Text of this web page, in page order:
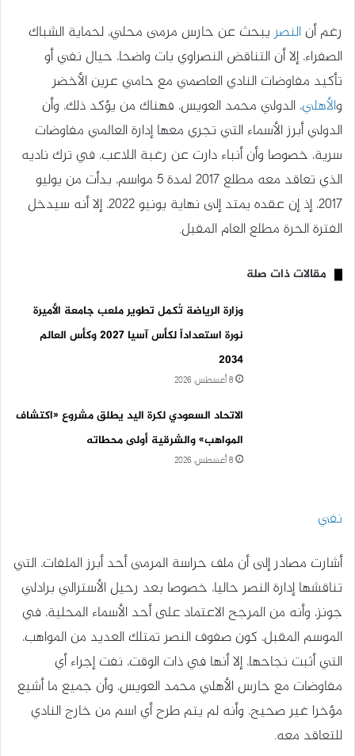
رغم أنالنصريبحث عن حارس مرمى محلي، لحماية الشباك
الصفراء، إلا أن التناقض النصراوي بات واضحا، حيال نفي أو
تأكيد مفاوضات النادي العاصمي مع حامي عرين الأخضر
والأهلي، الدولي محمد العويس، فهناك من يؤكد ذلك، وأن
الدولي أبرز الأسماء التي تجري معها إدارة العالمي مفاوضات
سرية، خصوصا وأن أنباء دارت عن رغبة اللاعب، في ترك ناديه
الذي تعاقد معه مطلع 2017 لمدة 5 مواسم، بدأت من يوليو
2017، إذ إن عقده يمتد إلى نهاية يونيو 2022، إلا أنه سيدخل
الفترة الحرة مطلع العام المقبل.
مقالات ذات صلة
وزارة الرياضة تُكمل تطوير ملعب جامعة الأميرة
نورة استعداداً لكأس آسيا 2027 وكأس العالم
2034
8 أغسطس، 2026
الاتحاد السعودي لكرة اليد يطلق مشروع «اكتشاف
المواهب» والشرقية أولى محطاته
8 أغسطس، 2026
نفي
أشارت مصادر إلى أن ملف حراسة المرمى أحد أبرز الملفات، التي
تناقشها إدارة النصر حاليا، خصوصا بعد رحيل الأسترالي برادلي
جونز، وأنه من المرجح الاعتماد على أحد الأسماء المحلية، في
الموسم المقبل، كون صفوف النصر تمتلك العديد من المواهب،
التي أثبت نجاحها، إلا أنها في ذات الوقت، نفت إجراء أي
مفاوضات مع حارس الأهلي محمد العويس، وأن جميع ما أشيع
مؤخرا غير صحيح، وأنه لم يتم طرح أي اسم من خارج النادي
للتعاقد معه.